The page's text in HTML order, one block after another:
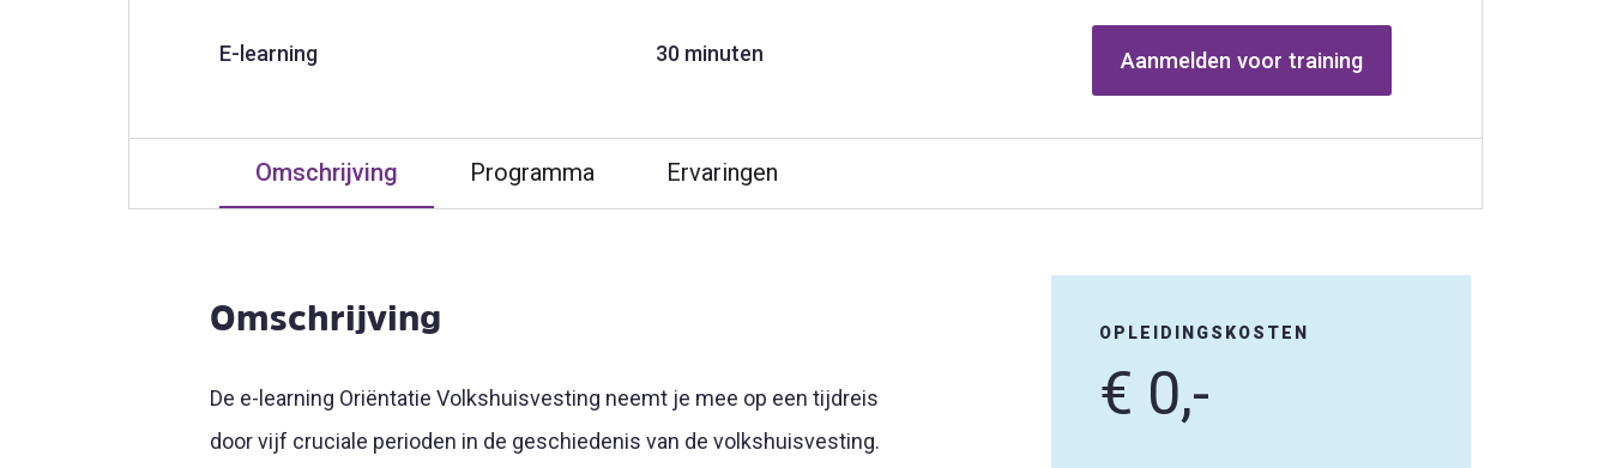
E-learning 30 minuten Aanmelden voor training
Omschrijving Programma Ervaringen
Omschrijving
De e-learning Oriëntatie Volkshuisvesting neemt je mee op een tijdreis
door vijf cruciale perioden in de geschiedenis van de volkshuisvesting.
OPLEIDINGSKOSTEN
€ 0,-